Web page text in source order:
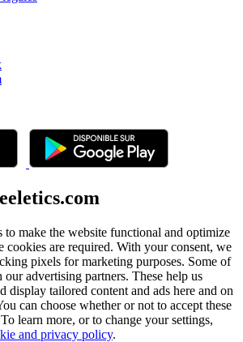
to make the website functional and optimize
cookies are required. With your consent, we
pixels for marketing purposes. Some of
our advertising partners. These help us
display tailored content and ads here and on
can choose whether or not to accept these
learn more, or to change your settings,
and privacy policy.